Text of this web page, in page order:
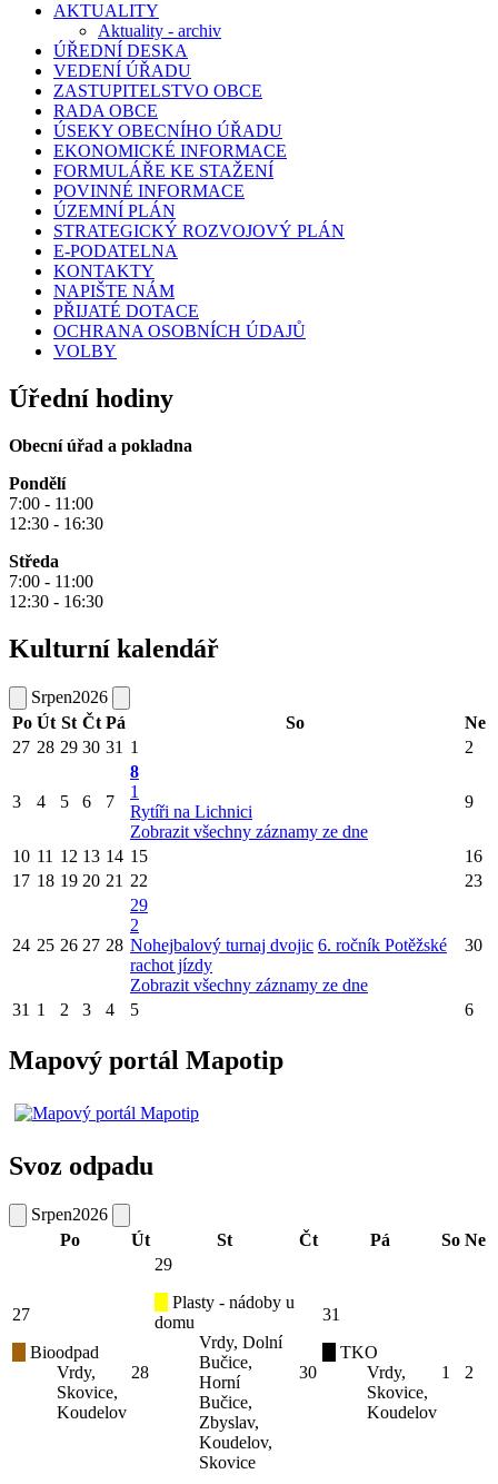
AKTUALITY
Aktuality - archiv
ÚŘEDNÍ DESKA
VEDENÍ ÚŘADU
ZASTUPITELSTVO OBCE
RADA OBCE
ÚSEKY OBECNÍHO ÚŘADU
EKONOMICKÉ INFORMACE
FORMULÁŘE KE STAŽENÍ
POVINNÉ INFORMACE
ÚZEMNÍ PLÁN
STRATEGICKÝ ROZVOJOVÝ PLÁN
E-PODATELNA
KONTAKTY
NAPIŠTE NÁM
PŘIJATÉ DOTACE
OCHRANA OSOBNÍCH ÚDAJŮ
VOLBY
Úřední hodiny
Obecní úřad a pokladna
Pondělí
7:00 - 11:00
12:30 - 16:30
Středa
7:00 - 11:00
12:30 - 16:30
Kulturní kalendář
Srpen2026
Po Út St Čt Pá So
Ne
27 28 29 30 31 1 2
3 4 5 6 7
8
1
Rytíři na Lichnici
Zobrazit všechny záznamy ze dne
9
10 11 12 13 14 15
16
17 18 19 20 21 22 23
24 25 26 27 28
29
2
Nohejbalový turnaj dvojic 6. ročník Potěžské
rachot jízdy
Zobrazit všechny záznamy ze dne
30
31 1 2 3 4 5 6
Mapový portál Mapotip
Svoz odpadu
Srpen2026
Po
Út St Čt Pá So Ne
27
Bioodpad
Vrdy,
Skovice,
Koudelov
28
29
Plasty - nádoby u
domu
Vrdy, Dolní
Bučice,
Horní
Bučice,
Zbyslav,
Koudelov,
Skovice
30
31
TKO
Vrdy,
Skovice,
Koudelov
1 2